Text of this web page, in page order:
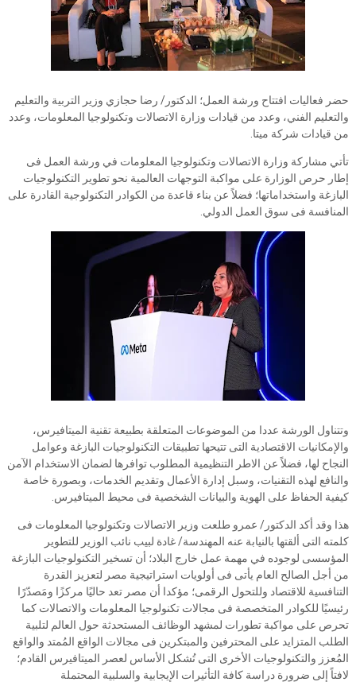
حضر فعاليات افتتاح ورشة العمل؛ الدكتور/ رضا حجازي وزير التربية والتعليم
والتعليم الفني، وعدد من قيادات وزارة الاتصالات وتكنولوجيا المعلومات، وعدد
من قيادات شركة ميتا.
تأتي مشاركة وزارة الاتصالات وتكنولوجيا المعلومات في ورشة العمل فى
إطار حرص الوزارة على مواكبة التوجهات العالمية نحو تطوير التكنولوجيات
البازغة واستخداماتها؛ فضلاً عن بناء قاعدة من الكوادر التكنولوجية القادرة على
المنافسة فى سوق العمل الدولي.
وتتناول الورشة عددا من الموضوعات المتعلقة بطبيعة تقنية الميتافيرس،
والإمكانيات الاقتصادية التى تتيحها تطبيقات التكنولوجيات البازغة وعوامل
النجاح لها، فضلاً عن الاطر التنظيمية المطلوب توافرها لضمان الاستخدام الآمن
والنافع لهذه التقنيات، وسبل إدارة الأعمال وتقديم الخدمات، وبصورة خاصة
كيفية الحفاظ على الهوية والبيانات الشخصية فى محيط الميتافيرس.
هذا وقد أكد الدكتور/ عمرو طلعت وزير الاتصالات وتكنولوجيا المعلومات فى
كلمته التى ألقتها بالنيابة عنه المهندسة/ غادة لبيب نائب الوزير للتطوير
المؤسسى لوجوده في مهمة عمل خارج البلاد؛ أن تسخير التكنولوجيات البازغة
من أجل الصالح العام يأتى فى أولويات استراتيجية مصر لتعزيز القدرة
التنافسية للاقتصاد وللتحول الرقمى؛ مؤكدا أن مصر تعد حاليًا مركزًا ومَصدّرًا
رئيسيًا للكوادر المتخصصة فى مجالات تكنولوجيا المعلومات والاتصالات كما
تحرص على مواكبة تطورات لمشهد الوظائف المستحدثة حول العالم لتلبية
الطلب المتزايد على المحترفين والمبتكرين فى مجالات الواقع المُمتد والواقع
المُعزز والتكنولوجيات الأخرى التى تُشكل الأساس لعصر الميتافيرس القادم؛
لافتاً إلى ضرورة دراسة كافة التأثيرات الإيجابية والسلبية المحتملة